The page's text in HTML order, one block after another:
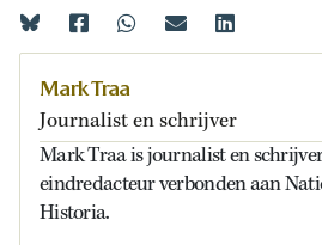
Mark Traa
Journalist en schrijver
Mark Traa is journalist en
eindredacteur verbonden aan
Historia.